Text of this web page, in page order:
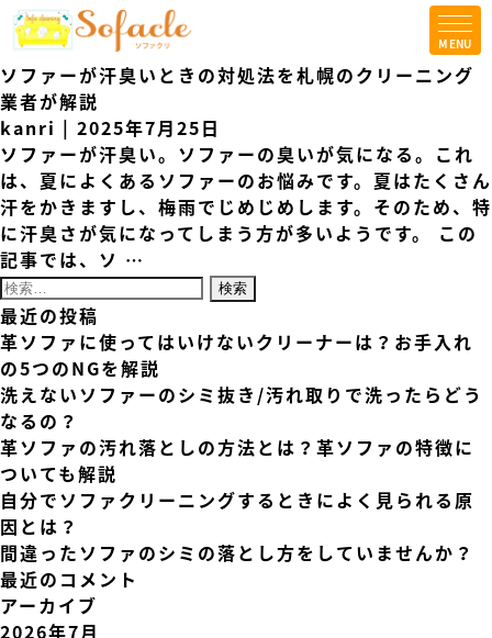
MENU
TOPICS
コラム
会社案内
法人の方はこちら
お問合せ
ソファーが汗臭いときの対処法を札幌のクリーニング
業者が解説
kanri | 2025年7月25日
ソファーが汗臭い。ソファーの臭いが気になる。これ
は、夏によくあるソファーのお悩みです。夏はたくさん
汗をかきますし、梅雨でじめじめします。そのため、特
に汗臭さが気になってしまう方が多いようです。 この
記事では、ソ …
検索:
最近の投稿
革ソファに使ってはいけないクリーナーは？お手入れ
の5つのNGを解説
洗えないソファーのシミ抜き/汚れ取りで洗ったらどう
なるの？
革ソファの汚れ落としの方法とは？革ソファの特徴に
ついても解説
自分でソファクリーニングするときによく見られる原
因とは？
間違ったソファのシミの落とし方をしていませんか？
最近のコメント
アーカイブ
2026年7月